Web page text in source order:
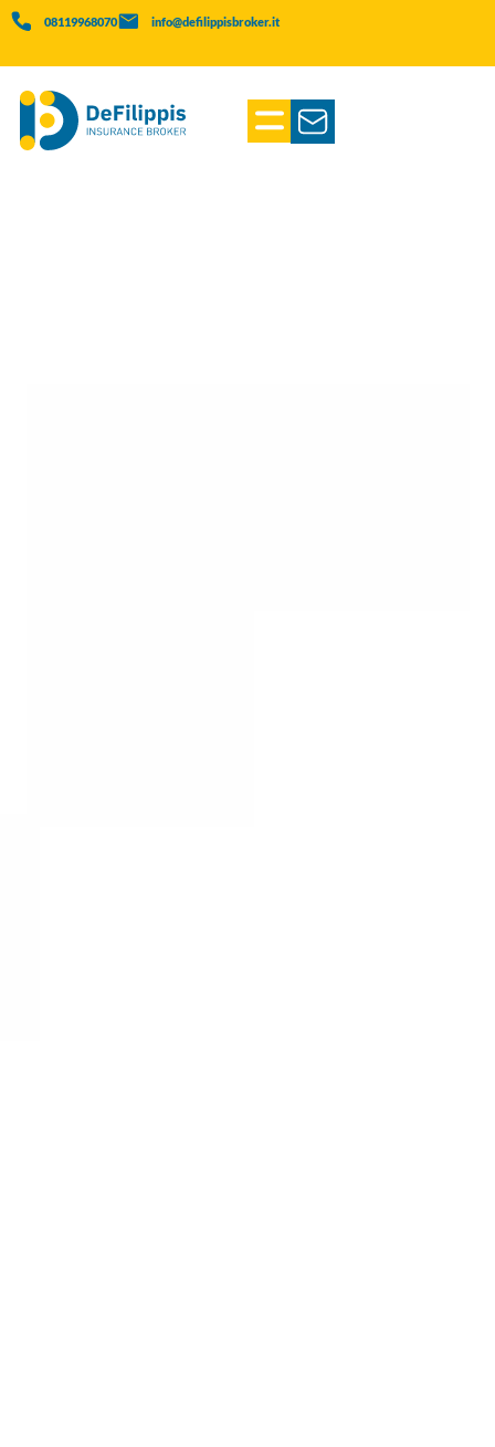
08119968070 info@defilippisbroker.it